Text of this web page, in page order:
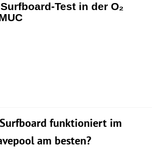
Test in der O₂
funktioniert im
am besten?